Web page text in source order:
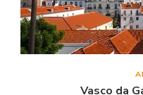
Vasco da